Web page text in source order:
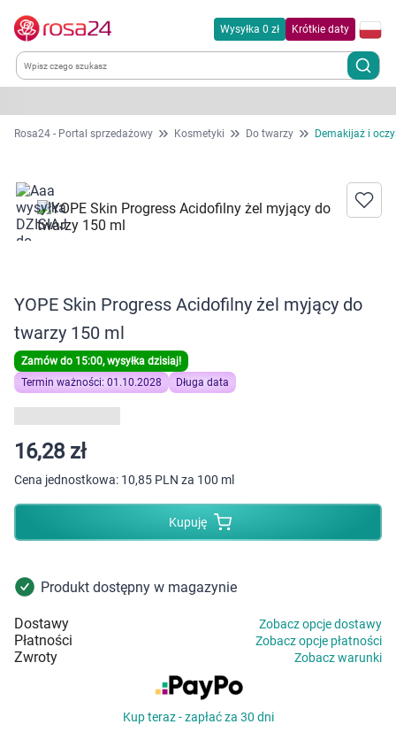
Wysyłka 0 zł Krótkie daty
Kategorie
Dla zwierząt
Zdrowie
Kobieta w ciąży i mama
Dziecko
Higiena
Kosmetyki
Mężczyzna
Zdrowy styl życia
Zabawki
Rosa24 - Portal sprzedażowy Kosmetyki Do twarzy Demakijaż i
YOPE Skin Progress Acidofilny żel myjący do
twarzy 150 ml
Zamów do 15:00, wysyłka dzisiaj!
Termin ważności: 01.10.2028
Długa data
16,28 zł
Cena jednostkowa: 10,85 PLN za 100 ml
Kupuję
Produkt dostępny w magazynie
Dostawy Zobacz opcje dostawy
Płatności Zobacz opcje płatności
Zwroty Zobacz warunki
Kup teraz - zapłać za 30 dni